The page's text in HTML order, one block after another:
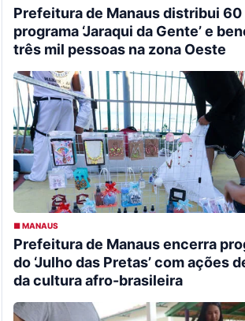
Prefeitura de Manaus distribui
programa ‘Jaraqui da Gente’ e
três mil pessoas na zona Oeste
■ MANAUS
Prefeitura de Manaus encerra
do ‘Julho das Pretas’ com ações
da cultura afro-brasileira